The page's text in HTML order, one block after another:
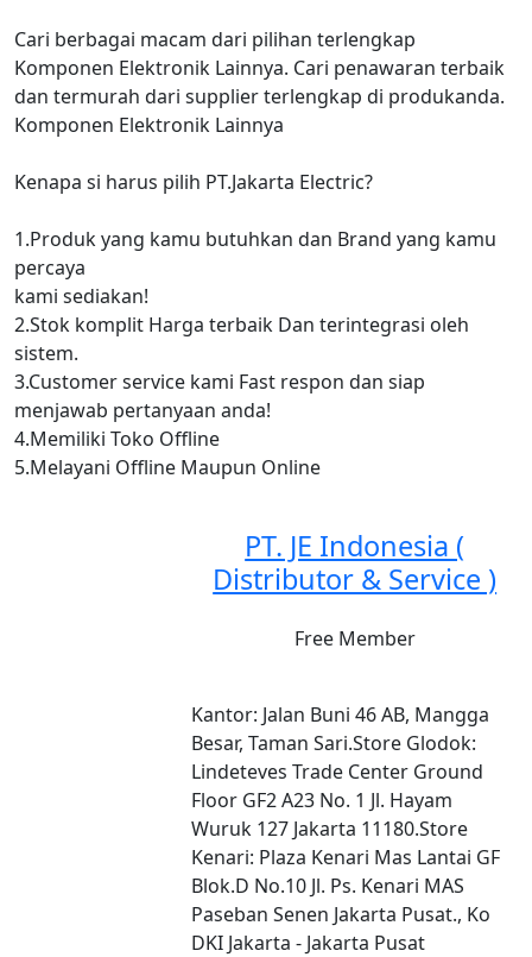
Cari berbagai macam dari pilihan terlengkap
Komponen Elektronik Lainnya. Cari penawaran terbaik
dan termurah dari supplier terlengkap di produkanda.
Komponen Elektronik Lainnya
Kenapa si harus pilih PT.Jakarta Electric?
1.Produk yang kamu butuhkan dan Brand yang kamu
percaya
kami sediakan!
2.Stok komplit Harga terbaik Dan terintegrasi oleh
sistem.
3.Customer service kami Fast respon dan siap
menjawab pertanyaan anda!
4.Memiliki Toko Offline
5.Melayani Offline Maupun Online
PT. JE Indonesia (
Distributor & Service )
Free Member
Kantor: Jalan Buni 46 AB, Mangga
Besar, Taman Sari.Store Glodok:
Lindeteves Trade Center Ground
Floor GF2 A23 No. 1 Jl. Hayam
Wuruk 127 Jakarta 11180.Store
Kenari: Plaza Kenari Mas Lantai GF
Blok.D No.10 Jl. Ps. Kenari MAS
Paseban Senen Jakarta Pusat., Ko
DKI Jakarta - Jakarta Pusat